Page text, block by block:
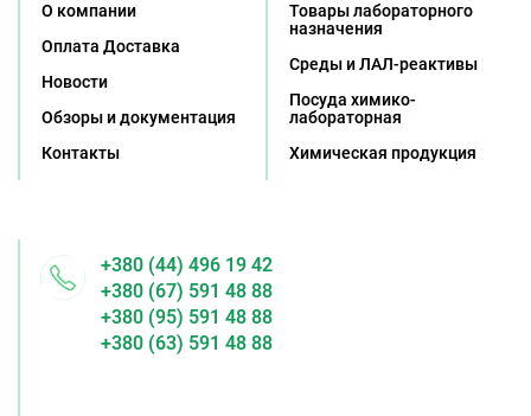
О компании
Оплата Доставка
Новости
Обзоры и документация
Контакты
Товары лабораторного
назначения
Среды и ЛАЛ-реактивы
Посуда химико-
лабораторная
Химическая продукция
+380 (44) 496 19 42
+380 (67) 591 48 88
+380 (95) 591 48 88
+380 (63) 591 48 88